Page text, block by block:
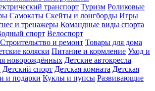
транспорт Туризм Роликовые
Самокаты Скейты и лонгборды Игры
и тренажеры Командные виды спорта
спорт Велоспорт
Строительство и ремонт Товары для дома
коляски Питание и кормление Уход и
новорождённых Детские автокресла
Детский спорт Детская комната Детская
и подарки Куклы и пупсы Развивающие